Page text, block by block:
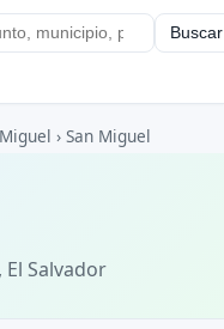
Buscar
› San Miguel
Salvador